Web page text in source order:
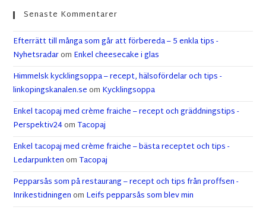
Senaste Kommentarer
Efterrätt till många som går att förbereda – 5 enkla tips -
Nyhetsradarom Enkel cheesecake i glas
Himmelsk kycklingsoppa – recept, hälsofördelar och tips -
linkopingskanalen.seom Kycklingsoppa
Enkel tacopaj med crème fraiche – recept och gräddningstips -
Perspektiv24omTacopaj
Enkel tacopaj med crème fraiche – bästa receptet och tips -
LedarpunktenomTacopaj
Pepparsås som på restaurang – recept och tips från proffsen -
Inrikestidningenom Leifs pepparsås som blev min